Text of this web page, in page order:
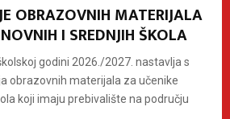
OBRAZOVNIH MATERIJALA
I SREDNJIH ŠKOLA
godini 2026./2027. nastavlja s
obrazovnih materijala za učenike
koji imaju prebivalište na području